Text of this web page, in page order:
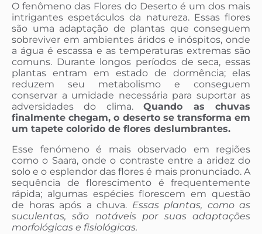
O fenômeno das Flores do Deserto é um dos mais
intrigantes espetáculos da natureza. Essas flores
são uma adaptação de plantas que conseguem
sobreviver em ambientes áridos e inóspitos, onde
a água é escassa e as temperaturas extremas são
comuns. Durante longos períodos de seca, essas
plantas entram em estado de dormência; elas
reduzem seu metabolismo e conseguem
conservar a umidade necessária para suportar as
adversidades do clima.Quando as chuvas
finalmente chegam, o deserto se transforma em
um tapete colorido de flores deslumbrantes.
Esse fenómeno é mais observado em regiões
como o Saara, onde o contraste entre a aridez do
solo e o esplendor das flores é mais pronunciado. A
sequência de florescimento é frequentemente
rápida; algumas espécies florescem em questão
de horas após a chuva. Essas plantas, como as
suculentas, são notáveis por suas adaptações
morfológicas e fisiológicas.